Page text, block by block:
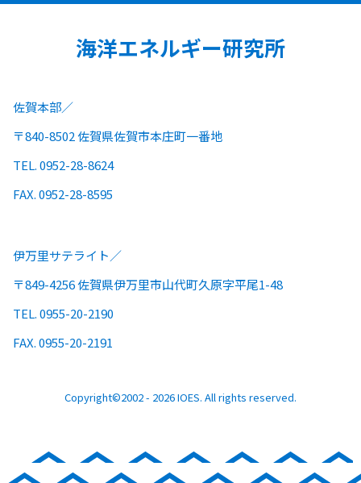
海洋エネルギー研究所
佐賀本部
〒840-8502 佐賀県佐賀市本庄町一番地
TEL. 0952-28-8624
FAX. 0952-28-8595
伊万里サテライト
〒849-4256 佐賀県伊万里市山代町久原字平尾1-48
TEL. 0955-20-2190
FAX. 0955-20-2191
Copyright©2002 - 2026 IOES. All rights reserved.